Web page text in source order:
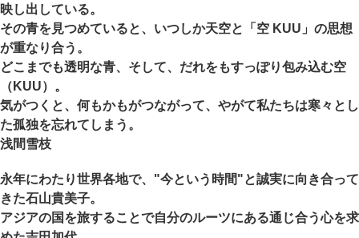
映し出している。
その青を見つめていると、いつしか天空と「空 KUU」の思想
が重なり合う。
どこまでも透明な青、そして、だれをもすっぽり包み込む空
（KUU）。
気がつくと、何もかもがつながって、やがて私たちは寒々とし
た孤独を忘れてしまう。
浅間雪枝
永年にわたり世界各地で、"今という時間"と誠実に向き合って
きた石山貴美子。
アジアの国を旅することで自分のルーツにある通じ合う心を求